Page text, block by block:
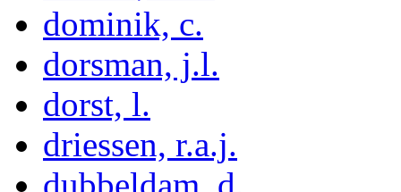
dominik, c.
dorsman, j.l.
dorst, l.
driessen, r.a.j.
dubbeldam, d.